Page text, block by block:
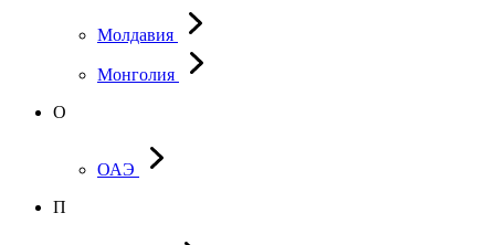
Молдавия
Монголия
О
ОАЭ
П